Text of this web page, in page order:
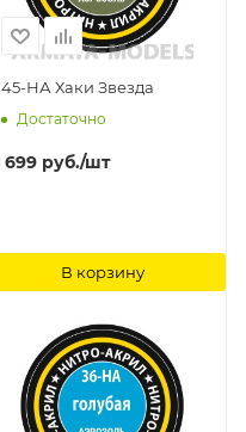
45-НА Хаки Звезда
Достаточно
699 руб./шт
В корзину